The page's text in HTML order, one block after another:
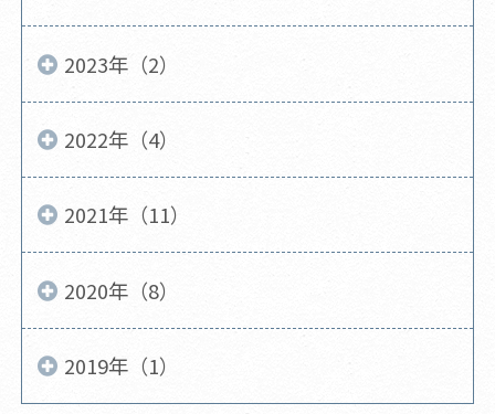
2023年（2）
2022年（4）
2021年（11）
2020年（8）
2019年（1）